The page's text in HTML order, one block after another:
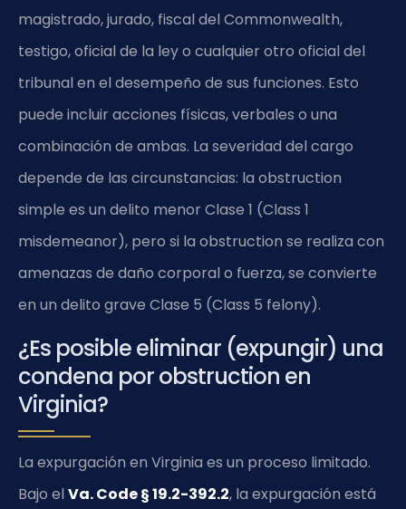
magistrado, jurado, fiscal del Commonwealth,
testigo, oficial de la ley o cualquier otro oficial del
tribunal en el desempeño de sus funciones. Esto
puede incluir acciones físicas, verbales o una
combinación de ambas. La severidad del cargo
depende de las circunstancias: la obstruction
simple es un delito menor Clase 1 (Class 1
misdemeanor), pero si la obstruction se realiza con
amenazas de daño corporal o fuerza, se convierte
en un delito grave Clase 5 (Class 5 felony).
¿Es posible eliminar (expungir) una
condena por obstruction en
Virginia?
La expurgación en Virginia es un proceso limitado.
Bajo el Va. Code § 19.2-392.2, la expurgación está